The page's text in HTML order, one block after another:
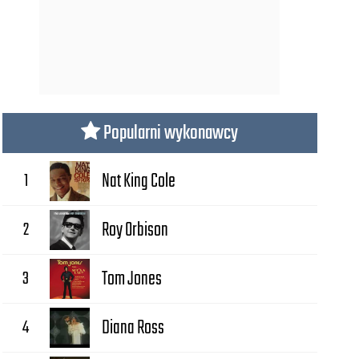
Popularni wykonawcy
1 Nat King Cole
2 Roy Orbison
3 Tom Jones
4 Diana Ross